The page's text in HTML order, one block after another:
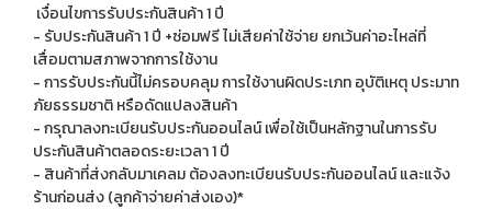
เงื่อนไขการรับประกันสินค้า 1 ปี
- รับประกันสินค้า 1 ปี +ซ่อมฟรี ไม่เสียค่าใช้จ่าย ยกเว้นค่าอะไหล่ที่
เสื่อมตามสภาพจากการใช้งาน
- การรับประกันนี้ไม่ครอบคลุม การใช้งานผิดประเภท อุบัติเหตุ ประมาท
ภัยธรรมชาติ หรือดัดแปลงสินค้า
- กรุณาลงทะเบียนรับประกันออนไลน์ เพื่อใช้เป็นหลักฐานในการรับ
ประกันสินค้าตลอดระยะเวลา 1 ปี
- สินค้าที่ส่งกลับมาเคลม ต้องลงทะเบียนรับประกันออนไลน์ และแจ้ง
ร้านก่อนส่ง (ลูกค้าจ่ายค่าส่งเอง)*